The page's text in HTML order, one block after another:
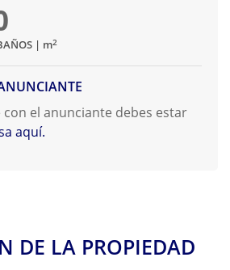
| m2
el anunciante debes estar
aquí.
DE LA PROPIEDAD